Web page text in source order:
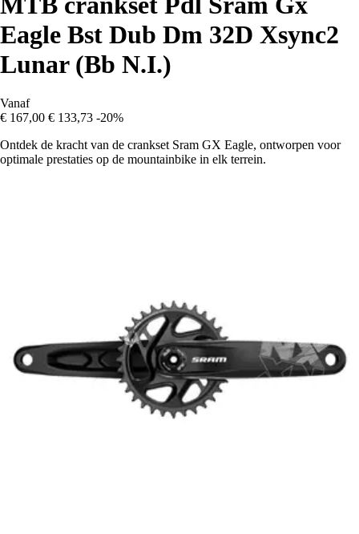
Eagle Bst Dub Dm 32D Xsync2
Lunar (Bb N.I.)
Vanaf
€ 167,00 € 133,73 -20%
Ontdek de kracht van de crankset Sram GX Eagle, ontworpen voor
optimale prestaties op de mountainbike in elk terrein.